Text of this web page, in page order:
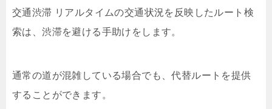
交通渋滞 リアルタイムの交通状況を反映したルート検
索は、渋滞を避ける手助けをします。
通常の道が混雑している場合でも、代替ルートを提供
することができます。